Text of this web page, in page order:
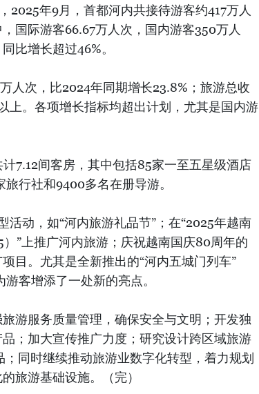
年9月，首都河内共接待游客约417万人
国际游客66.67万人次，国内游客350万人
比增长超过46%。
人次，比2024年同期增长23.8%；旅游总收
上。各项增长指标均超出计划，尤其是国内游
7.12间客房，其中包括85家一至五星级酒店
行社和9400多名在册导游。
动，如“河内旅游礼品节”；在“2025年越南
”上推广河内旅游；庆祝越南国庆80周年的
目。尤其是全新推出的“河内五城门列车”
客增添了一处新的亮点。
游服务质量管理，确保安全与文明；开发独
；加大宣传推广力度；研究设计跨区域旅游
同时继续推动旅游业数字化转型，着力规划
旅游基础设施。（完）